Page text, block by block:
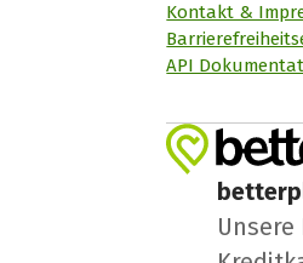
Kontakt &
API
Unsere